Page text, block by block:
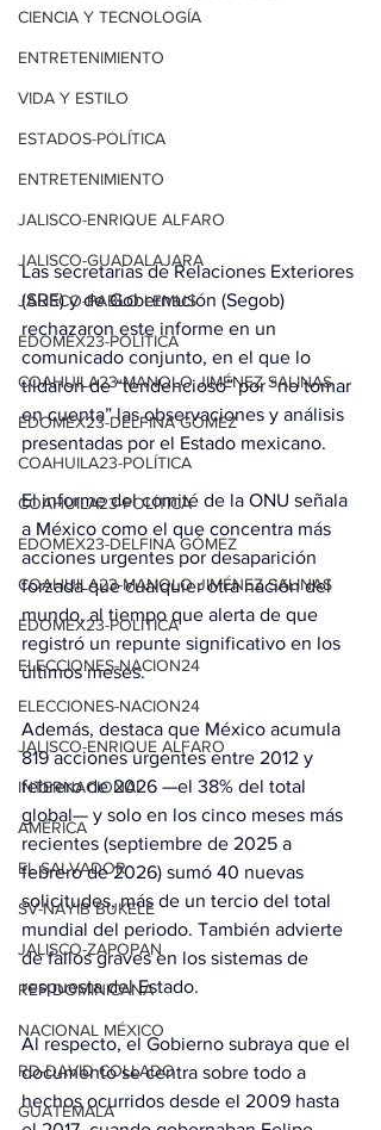
CIENCIA Y TECNOLOGÍA
ENTRETENIMIENTO
VIDA Y ESTILO
ESTADOS-POLÍTICA
ENTRETENIMIENTO
JALISCO-ENRIQUE ALFARO
JALISCO-GUADALAJARA
JALISCO-PABLO LEMUS
EDOMEX23-POLÍTICA
COAHUILA23-MANOLO JIMÉNEZ SALINAS
EDOMEX23-DELFINA GÓMEZ
COAHUILA23-POLÍTICA
COAHUILA23-POLÍTICA
EDOMEX23-DELFINA GÓMEZ
COAHUILA23-MANOLO JIMÉNEZ SALINAS
EDOMEX23-POLÍTICA
ELECCIONES-NACION24
ELECCIONES-NACION24
JALISCO-ENRIQUE ALFARO
INTERNACIONAL
AMÉRICA
EL SALVADOR
SV-NAYIB BUKELE
JALISCO-ZAPOPAN
REP DOMINICANA
NACIONAL MÉXICO
RD-DAVID COLLADO
GUATEMALA
Las secretarías de Relaciones Exteriores
(SRE) y de Gobernación (Segob)
rechazaron este informe en un
comunicado conjunto, en el que lo
tildaron de “tendencioso” por “no tomar
en cuenta” las observaciones y análisis
presentadas por el Estado mexicano.
El informe del comité de la ONU señala
a México como el que concentra más
acciones urgentes por desaparición
forzada que cualquier otra nación del
mundo, al tiempo que alerta de que
registró un repunte significativo en los
últimos meses.
Además, destaca que México acumula
819 acciones urgentes entre 2012 y
febrero de 2026 —el 38% del total
global— y solo en los cinco meses más
recientes (septiembre de 2025 a
febrero de 2026) sumó 40 nuevas
solicitudes, más de un tercio del total
mundial del periodo. También advierte
de fallos graves en los sistemas de
respuesta del Estado.
Al respecto, el Gobierno subraya que el
documento se centra sobre todo a
hechos ocurridos desde el 2009 hasta